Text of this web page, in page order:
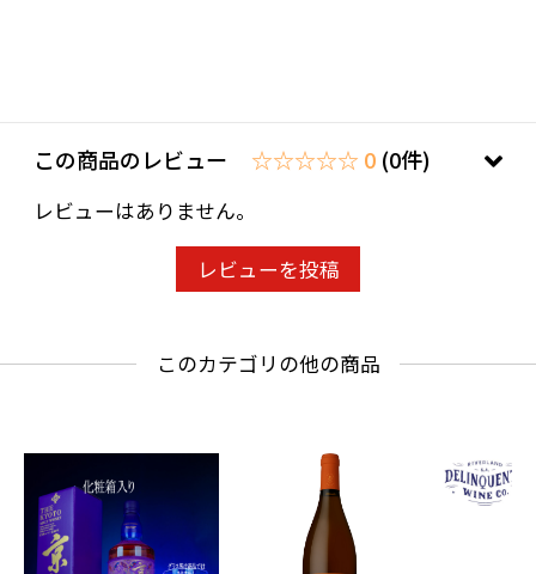
ェアのクリエイティブ・ディレクターとしても活
躍し、全世界で楽曲の音楽ストリーミング再生
わせ欄」に、生年月日を必ず入力してくださ
い。
ことよりモール会員で生年月日登録済みの方
は、お問い合わせ欄への入力は不要です。
この商品のレビュー ☆☆☆☆☆ 0 (0件)
レビューはありません。
レビューを投稿
このカテゴリの他の商品